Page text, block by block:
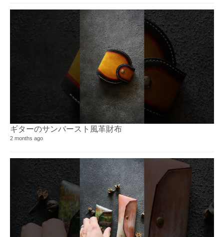
ギターのサンバースト風革財布⁡
2 months ago